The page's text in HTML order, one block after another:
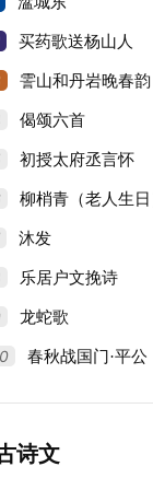
买药歌送杨山人
霅山和丹岩晚春韵
偈颂六首
初授太府丞言怀
柳梢青（老人生日
沐发
乐居户文挽诗
龙蛇歌
春秋战国门·平公
诗文